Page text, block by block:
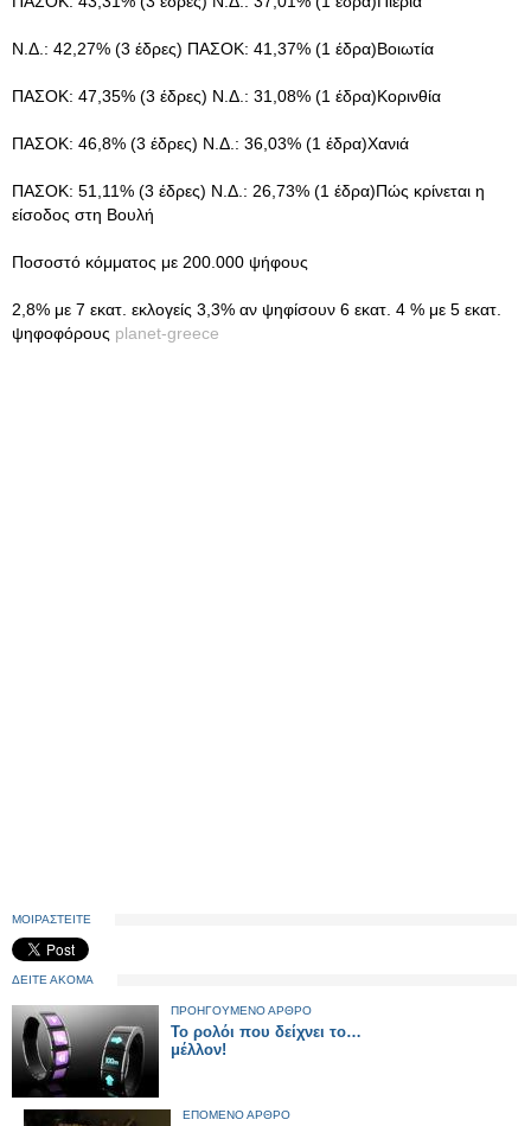
N.Δ.: 42,27% (3 έδρες) ΠAΣOK: 41,37% (1 έδρα)Bοιωτία
ΠAΣOK: 47,35% (3 έδρες) N.Δ.: 31,08% (1 έδρα)Kορινθία
ΠAΣOK: 46,8% (3 έδρες) N.Δ.: 36,03% (1 έδρα)Xανιά
ΠAΣOK: 51,11% (3 έδρες) N.Δ.: 26,73% (1 έδρα)Πώς κρίνεται η
είσοδος στη Bουλή
Ποσοστό κόμματος με 200.000 ψήφους
2,8% με 7 εκατ. εκλογείς 3,3% αν ψηφίσουν 6 εκατ. 4 % με 5 εκατ.
ψηφοφόρους planet-greece
ΜΟΙΡΑΣΤΕΙΤΕ
ΔΕΙΤΕ ΑΚΟΜΑ
ΠΡΟΗΓΟΥΜΕΝΟ ΑΡΘΡΟ
Το ρολόι που δείχνει το…
μέλλον!
ΕΠΟΜΕΝΟ ΑΡΘΡΟ